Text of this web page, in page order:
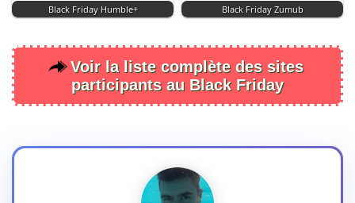
Black Friday Humble+ Black Friday Zumub
Voir la liste complète des sites
participants au Black Friday